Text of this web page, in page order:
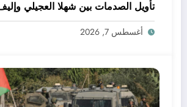
تأويل الصدمات بين شهلا العجيلي
أغسطس 7, 2026